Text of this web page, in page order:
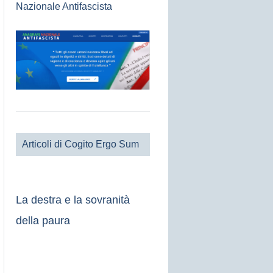
Nazionale Antifascista
Articoli di Cogito Ergo Sum
La destra e la sovranità
della paura